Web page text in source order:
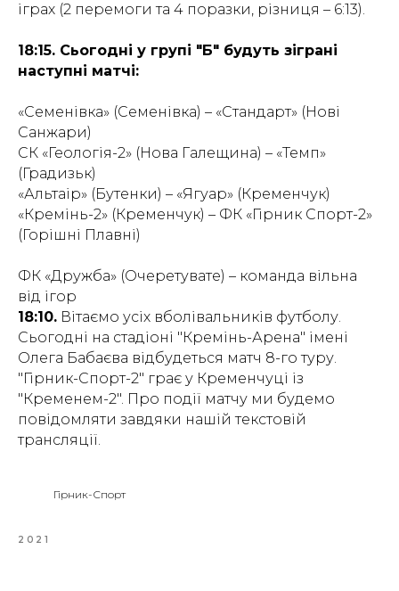
іграх (2 перемоги та 4 поразки, різниця – 6:13).
18:15. Сьогодні у групі "Б" будуть зіграні
наступні матчі:
«Семенівка» (Семенівка) – «Стандарт» (Нові
Санжари)
СК «Геологія-2» (Нова Галещина) – «Темп»
(Градизьк)
«Альтаір» (Бутенки) – «Ягуар» (Кременчук)
«Кремінь-2» (Кременчук) – ФК «Гірник Спорт-2»
(Горішні Плавні)
ФК «Дружба» (Очеретувате) – команда вільна
від ігор
18:10. Вітаємо усіх вболівальників футболу.
Сьогодні на стадіоні "Кремінь-Арена" імені
Олега Бабаєва відбудеться матч 8-го туру.
"Гірник-Спорт-2" грає у Кременчуці із
"Кременем-2". Про події матчу ми будемо
повідомляти завдяки нашій текстовій
трансляції.
Гірник-Спорт
2021